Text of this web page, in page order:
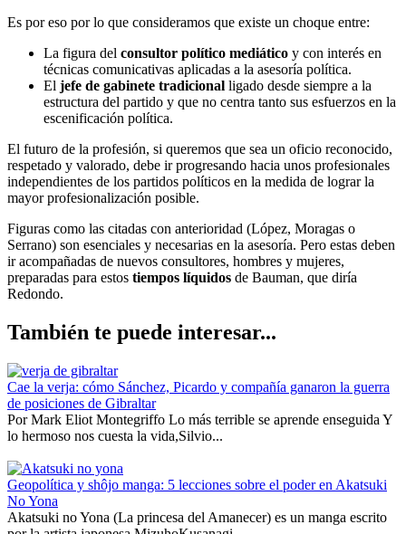
Es por eso por lo que consideramos que existe un choque entre:
La figura del consultor político mediático y con interés en
técnicas comunicativas aplicadas a la asesoría política.
El jefe de gabinete tradicional ligado desde siempre a la
estructura del partido y que no centra tanto sus esfuerzos en la
escenificación política.
El futuro de la profesión, si queremos que sea un oficio reconocido,
respetado y valorado, debe ir progresando hacia unos profesionales
independientes de los partidos políticos en la medida de lograr la
mayor profesionalización posible.
Figuras como las citadas con anterioridad (López, Moragas o
Serrano) son esenciales y necesarias en la asesoría. Pero estas deben
ir acompañadas de nuevos consultores, hombres y mujeres,
preparadas para estos tiempos líquidos de Bauman, que diría
Redondo.
También te puede interesar...
Cae la verja: cómo Sánchez, Picardo y compañía ganaron la guerra
de posiciones de Gibraltar
Por Mark Eliot Montegriffo Lo más terrible se aprende enseguida Y
lo hermoso nos cuesta la vida,Silvio...
Geopolítica y shôjo manga: 5 lecciones sobre el poder en Akatsuki
No Yona
Akatsuki no Yona (La princesa del Amanecer) es un manga escrito